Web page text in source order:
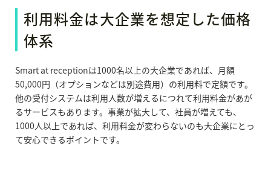
利用料金は大企業を想定した価格
体系
Smart at receptionは1000名以上の大企業であれば、月額
50,000円（オプションなどは別途費用）の利用料で定額です。
他の受付システムは利用人数が増えるにつれて利用料金があが
るサービスもあります。事業が拡大して、社員が増えても、
1000人以上であれば、利用料金が変わらないのも大企業にとっ
て安心できるポイントです。